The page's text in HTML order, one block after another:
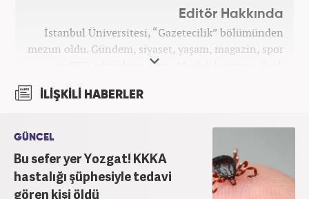
Editör Hakkında
İstanbul Üniversitesi, “Gazetecilik” bölümünden
mezun oldu. Gündem, siyaset, yaşam, magazin, spor
ve SEO editörlüğü yaptı. Meslek hayatına Ocak
İLİŞKİLİ HABERLER
GÜNCEL
Bu sefer yer Yozgat! KKKA
hastalığı şüphesiyle tedavi
gören kişi öldü